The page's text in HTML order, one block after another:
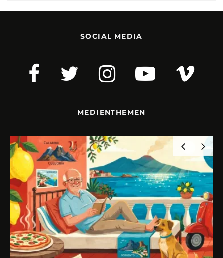
SOCIAL MEDIA
MEDIENTHEMEN